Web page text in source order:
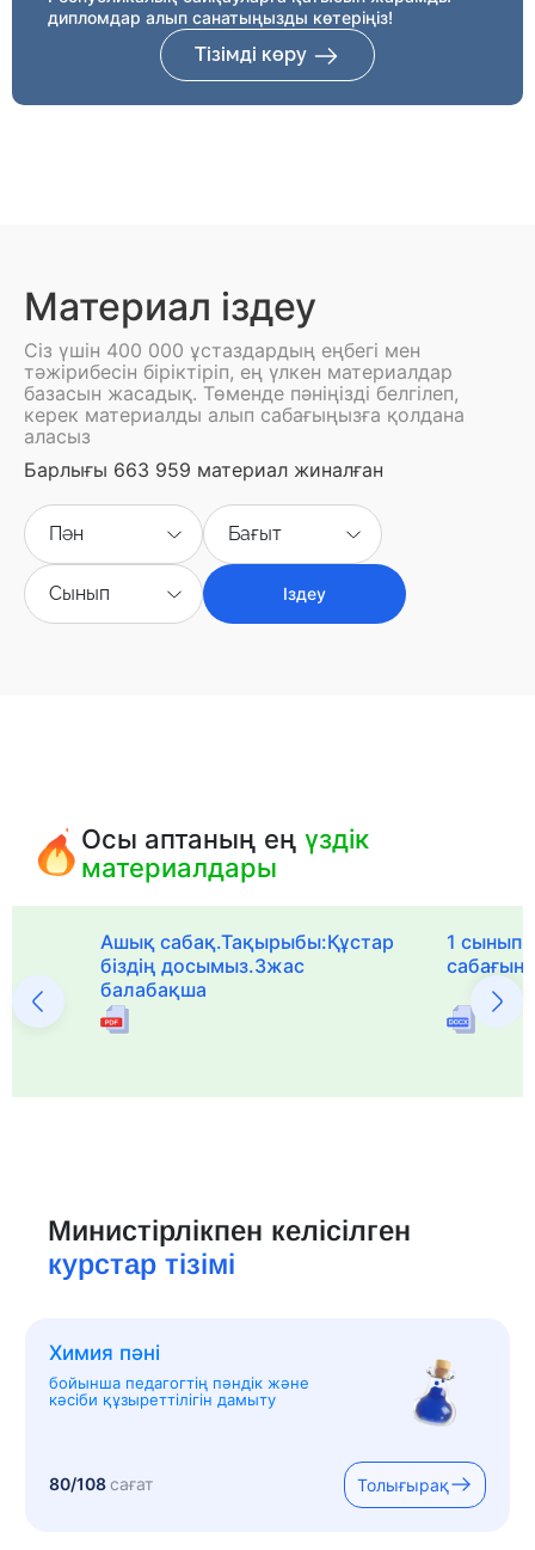
дипломдар алып санатыңызды көтеріңіз!
Тізімді көру
Материал іздеу
Сіз үшін 400 000 ұстаздардың еңбегі мен
тәжірибесін біріктіріп, ең үлкен материалдар
базасын жасадық. Төменде пәніңізді белгілеп,
керек материалды алып сабағыңызға қолдана
аласыз
Барлығы 663 959 материал жиналған
Пән Бағыт
Сынып Іздеу
Осы аптаның еңүздік
материалдары
Ашық сабақ.Тақырыбы:Құстар
біздің досымыз.3жас
балабақша
1
Министірлікпен келісілген
курстар тізімі
Химия пәні
бойынша педагогтің пәндік және
кәсіби құзыреттілігін дамыту
80/108сағат Толығырақ